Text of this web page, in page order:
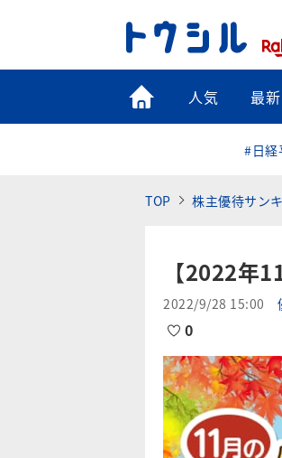
トップ
人気 最新
#日経
TOP 株主優待サン
【2022年
2022/9/28 15:00
0